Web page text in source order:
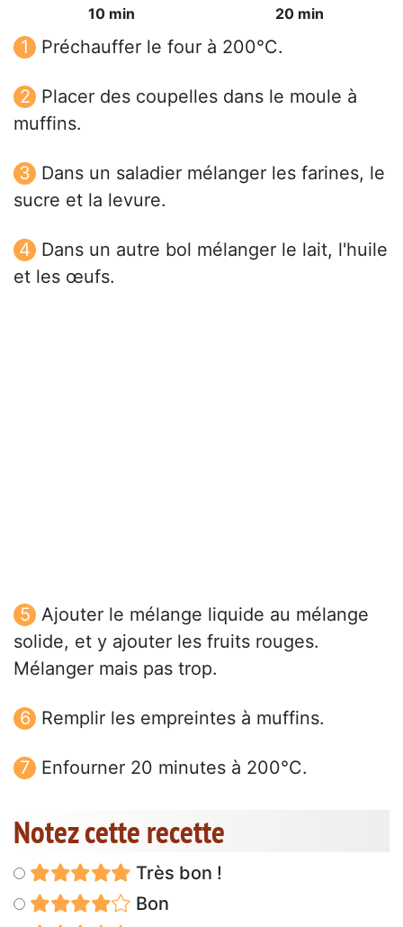
10 min 20 min
Préchauffer le four à 200°C.
Placer des coupelles dans le moule à
muffins.
Dans un saladier mélanger les farines, le
sucre et la levure.
Dans un autre bol mélanger le lait, l'huile
et les œufs.
Ajouter le mélange liquide au mélange
solide, et y ajouter les fruits rouges.
Mélanger mais pas trop.
Remplir les empreintes à muffins.
Enfourner 20 minutes à 200°C.
Notez cette recette
Très bon !
Bon